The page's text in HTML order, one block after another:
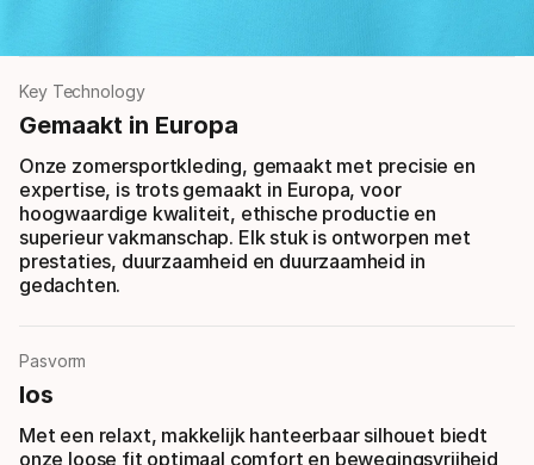
Key Technology
Gemaakt in Europa
Onze zomersportkleding, gemaakt met precisie en
expertise, is trots gemaakt in Europa, voor
hoogwaardige kwaliteit, ethische productie en
superieur vakmanschap. Elk stuk is ontworpen met
prestaties, duurzaamheid en duurzaamheid in
gedachten.
Pasvorm
los
Met een relaxt, makkelijk hanteerbaar silhouet biedt
onze loose fit optimaal comfort en bewegingsvrijheid